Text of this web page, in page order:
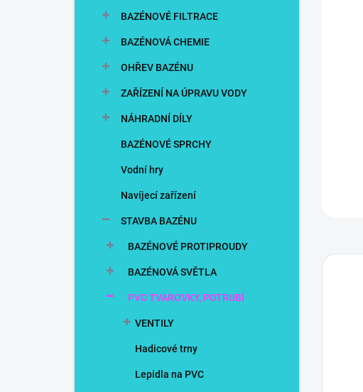
BAZÉNOVÉ FILTRACE
BAZÉNOVÁ CHEMIE
OHŘEV BAZÉNU
ZAŘÍZENÍ NA ÚPRAVU VODY
NÁHRADNÍ DÍLY
BAZÉNOVÉ SPRCHY
Vodní hry
Navíjecí zařízení
STAVBA BAZÉNU
BAZÉNOVÉ PROTIPROUDY
BAZÉNOVÁ SVĚTLA
PVC TVAROVKY, POTRUBÍ
VENTILY
Hadicové trny
Lepidla na PVC